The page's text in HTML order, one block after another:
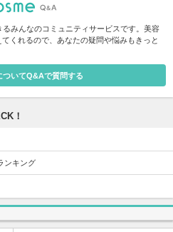
みんなのコミュニティサービスです。美容
くれるので、あなたの疑問や悩みもきっと
ついてQ&Aで質問する
！
ンキング